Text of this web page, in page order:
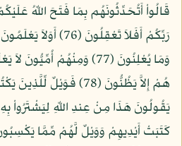
قَالُواْ أَتُحَدِّثُونَهُم بِمَا فَتَحَ اللّهُ
رَبِّكُمْ أَفَلاَ تَعْقِلُونَ
وَمَا يُعْلِنُونَ (77) وَمِنْهُمْ
هُمْ إِلاَّ يَظُنُّونَ (78) فَوَيْلٌ
يَقُولُونَ هَذَا مِنْ عِندِ اللّهِ لِيَشْتَرُواْ